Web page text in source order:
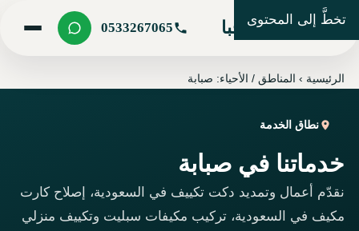
تخطَّ إلى المحتوى
شركة مرحبا 0533267065
الرئيسية ›المناطق / الأحياء: صبابة
نطاق الخدمة
خدماتنا في صبابة
نقدّم أعمال وتمديد دكت تكييف في السعودية، إصلاح كارت
مكيف في السعودية، تركيب مكيفات سبليت وتكييف منزلي